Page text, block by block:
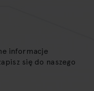
informacje
się do naszego